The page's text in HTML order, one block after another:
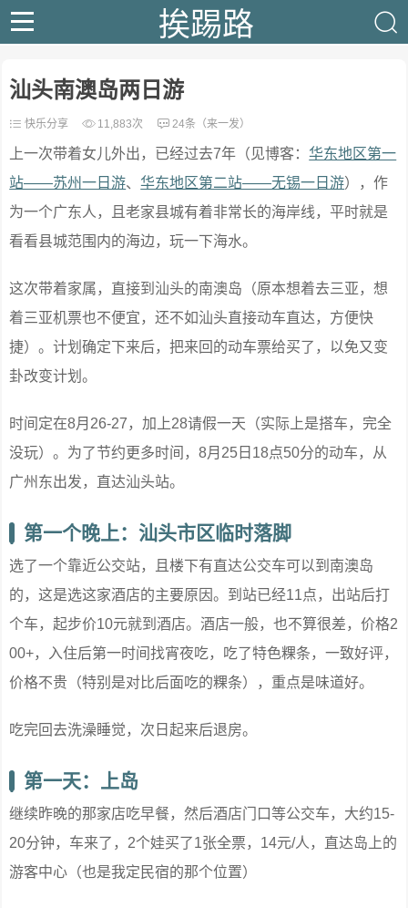
挨踢路
汕头南澳岛两日游
快乐分享 11,883次 24条（来一发）
上一次带着女儿外出，已经过去7年（见博客：华东地区第一
站——苏州一日游、华东地区第二站——无锡一日游），作
为一个广东人，且老家县城有着非常长的海岸线，平时就是
看看县城范围内的海边，玩一下海水。
这次带着家属，直接到汕头的南澳岛（原本想着去三亚，想
着三亚机票也不便宜，还不如汕头直接动车直达，方便快
捷）。计划确定下来后，把来回的动车票给买了，以免又变
卦改变计划。
时间定在8月26-27，加上28请假一天（实际上是搭车，完全
没玩）。为了节约更多时间，8月25日18点50分的动车，从
广州东出发，直达汕头站。
第一个晚上：汕头市区临时落脚
选了一个靠近公交站，且楼下有直达公交车可以到南澳岛
的，这是选这家酒店的主要原因。到站已经11点，出站后打
个车，起步价10元就到酒店。酒店一般，也不算很差，价格2
00+，入住后第一时间找宵夜吃，吃了特色粿条，一致好评，
价格不贵（特别是对比后面吃的粿条），重点是味道好。
吃完回去洗澡睡觉，次日起来后退房。
第一天：上岛
继续昨晚的那家店吃早餐，然后酒店门口等公交车，大约15-
20分钟，车来了，2个娃买了1张全票，14元/人，直达岛上的
游客中心（也是我定民宿的那个位置）